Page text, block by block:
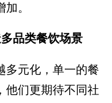
。
品类餐饮场景
多元化，单一的餐
他们更期待不同社